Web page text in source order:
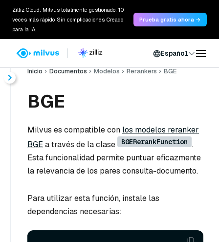
Zilliz Cloud: Milvus totalmente gestionado: 10
veces más rápido. Sin complicaciones. Creado
para la IA.
Prueba gratis ahora →
Español
Inicio Documentos Modelos Rerankers BGE
BGE
Milvus es compatible con los modelos reranker
BGE a través de la clase BGERerankFunction .
Esta funcionalidad permite puntuar eficazmente
la relevancia de los pares consulta-documento.
Para utilizar esta función, instale las
dependencias necesarias: